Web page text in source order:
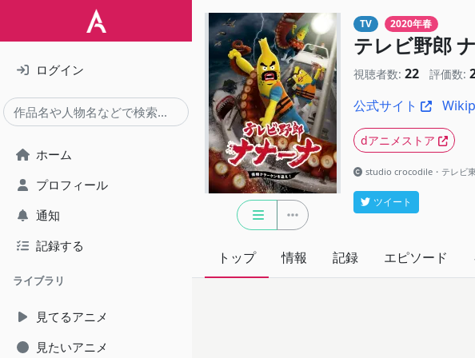
ログイン
ホーム
プロフィール
通知
記録する
ライブラリ
見てるアニメ
見たいアニメ
TV 2020年春
テレビ野郎
視聴者数: 22 評価数:
公式サイト
dアニメストア
studio crocodile・テレビ
ツイート
トップ 情報 記録 エピソード